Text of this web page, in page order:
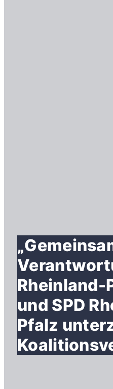
Rheinland-
und SPD
Pfalz